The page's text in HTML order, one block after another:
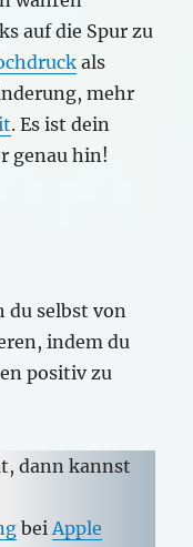
auf die Spur zu
als
mehr
. Es ist dein
genau hin!
du selbst von
indem du
positiv zu
dann kannst
beiApple